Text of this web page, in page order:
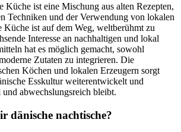
Küche ist eine Mischung aus alten Rezepten,
Techniken und der Verwendung von lokalen
Küche ist auf dem Weg, weltberühmt zu
Interesse an nachhaltigen und lokal
hat es möglich gemacht, sowohl
Zutaten zu integrieren. Die
Köchen und lokalen Erzeugern sorgt
Esskultur weiterentwickelt und
abwechslungsreich bleibt.
dänische nachtische?